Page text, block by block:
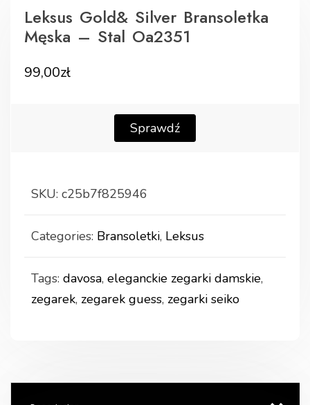
Leksus Gold& Silver Bransoletka
Męska – Stal Oa2351
99,00zł
Sprawdź
SKU: c25b7f825946
Categories: Bransoletki, Leksus
Tags: davosa, eleganckie zegarki damskie,
zegarek, zegarek guess, zegarki seiko